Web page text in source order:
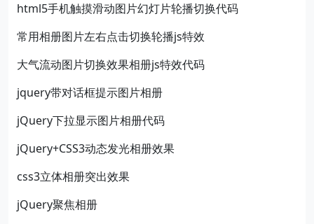
html5手机触摸滑动图片幻灯片轮播切换代码
常用相册图片左右点击切换轮播js特效
大气流动图片切换效果相册js特效代码
jquery带对话框提示图片相册
jQuery下拉显示图片相册代码
jQuery+CSS3动态发光相册效果
css3立体相册突出效果
jQuery聚焦相册